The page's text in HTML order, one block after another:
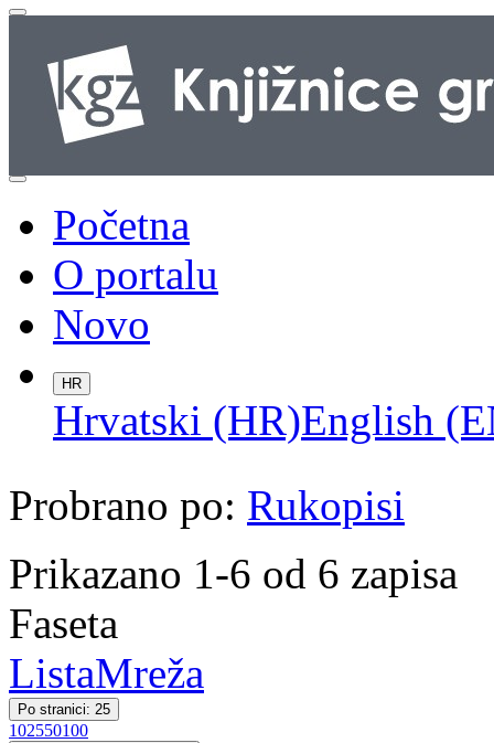
Početna
O portalu
Novo
HR
Hrvatski (HR)English
Probrano po: Rukopisi
Prikazano 1-6 od 6 zapisa
Faseta
ListaMreža
Po stranici: 25
102550100